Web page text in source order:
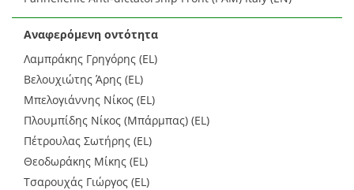
Αναφερόμενη οντότητα
Λαμπράκης Γρηγόρης (EL)
Βελουχιώτης Άρης (EL)
Μπελογιάννης Νίκος (EL)
Πλουμπίδης Νίκος (Μπάρμπας) (EL)
Πέτρουλας Σωτήρης (EL)
Θεοδωράκης Μίκης (EL)
Τσαρουχάς Γιώργος (EL)